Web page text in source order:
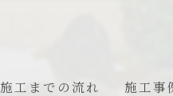
施工までの流れ 施工事